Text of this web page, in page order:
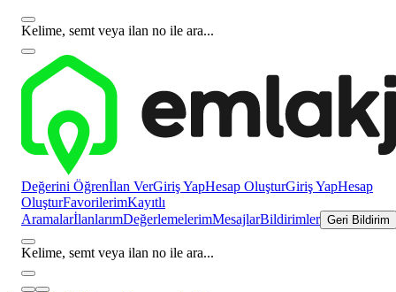
Kelime, semt veya ilan no ile ara...
Değerini Öğrenİlan VerGiriş YapHesap OluşturGiriş YapHesap
OluşturFavorilerimKayıtlı
AramalarİlanlarımDeğerlemelerimMesajlarBildirimler Geri Bildirim
Kelime, semt veya ilan no ile ara...